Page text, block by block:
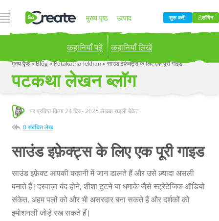
नेविगेशन खोलें मुख्य पृष्ठ उत्पाद
मूल्य निर्धारण ब्लॉग कंपनी
शुरू करें! लॉगिन
कहानियाँ पढ़ें कहानियाँ लिखें
Publish your stories to a global audience.
now!
मुख्य पृष्ठ»Blog»Patakatha-lekhan»साउंड इफ़ेक्ट्स के लिए एक पूरी गाइड
पटकथा लेखन ब्लॉग
पर प्रविष्ट किया24 दिस॰ 2025 लेखक राइली बेकेट
0 संबंधित लेख
साउंड इफ़ेक्ट्स के लिए एक पूरी गाइड
साउंड इफ़ेक्ट आपकी कहानी में जान डालते हैं और उसे ज़्यादा असली
बनाते हैं। दरवाज़ा बंद होने, शीशा टूटने या धमाके जैसे स्ट्रेटेजिक ऑडियो
संकेत, अहम पलों को और भी असरदार बना सकते हैं और दर्शकों को
इमोशनली जोड़े रख सकते हैं।